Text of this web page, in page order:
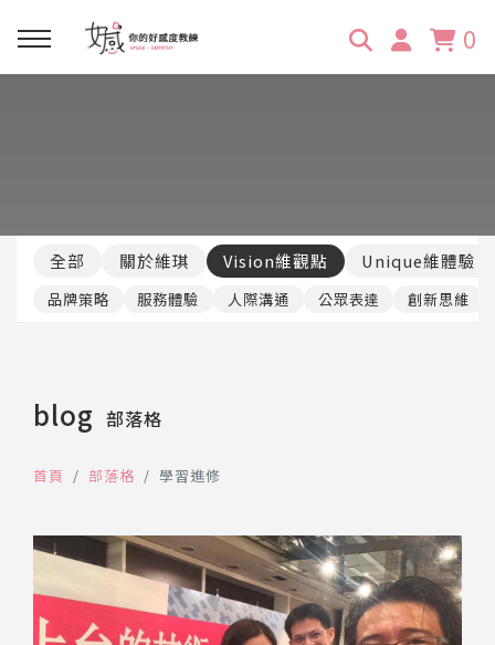
0
線上課程
嚴選商品
它站開課
合作邀約
品牌顧問
公眾表達影響力
創意活動企劃力
服務體驗設計課
維琪簡介
學員推薦
媒體報導
維體驗Unique
維觀點Vision
全部 關於維琪 Vision維觀點 Unique維體驗
品牌策略 服務體驗 人際溝通 公眾表達 創新思維
blog 部落格
首頁 部落格 學習進修